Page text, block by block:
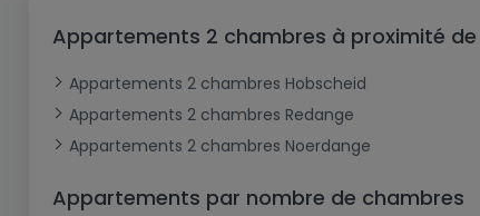
Châlet
Bungalow
Rez-de-chaussée
Fonds de Commerce
Restaurant
Appartements 2 chambres à proximité de
Appartements 2 chambres Hobscheid
Appartements 2 chambres Redange
Appartements 2 chambres Noerdange
Appartements par nombre de chambres